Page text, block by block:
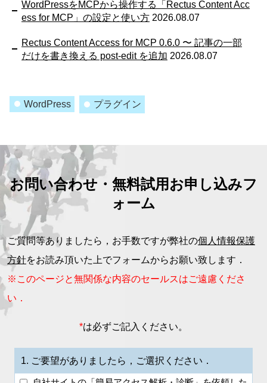
WordPressをMCPから操作する「Rectus Content Acc
ess for MCP」の設定と使い方 2026.08.07
Rectus Content Access for MCP 0.6.0 〜 記事の一部
だけを書き換える post-edit を追加 2026.08.07
WordPress プラグイン
お問い合わせ・無料試用お申し込みフ
ォーム
ご質問等ありましたら，お手数ですが弊社の個人情報保護
方針をお読み頂いた上でフォームからお願い致します．
※このページと無関係な内容のセールスはご遠慮くださ
い．
*は必ずご記入ください。
1. ご要望がありましたら，ご選択ください．